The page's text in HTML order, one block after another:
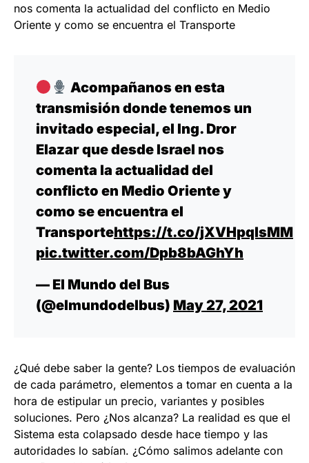
nos comenta la actualidad del conflicto en Medio
Oriente y como se encuentra el Transporte
Acompañanos en esta
transmisión donde tenemos un
invitado especial, el Ing. Dror
Elazar que desde Israel nos
comenta la actualidad del
conflicto en Medio Oriente y
como se encuentra el
Transportehttps://t.co/jXVHpqlsMM
pic.twitter.com/Dpb8bAGhYh
— El Mundo del Bus
(@elmundodelbus) May 27, 2021
¿Qué debe saber la gente? Los tiempos de evaluación
de cada parámetro, elementos a tomar en cuenta a la
hora de estipular un precio, variantes y posibles
soluciones. Pero ¿Nos alcanza? La realidad es que el
Sistema esta colapsado desde hace tiempo y las
autoridades lo sabían. ¿Cómo salimos adelante con